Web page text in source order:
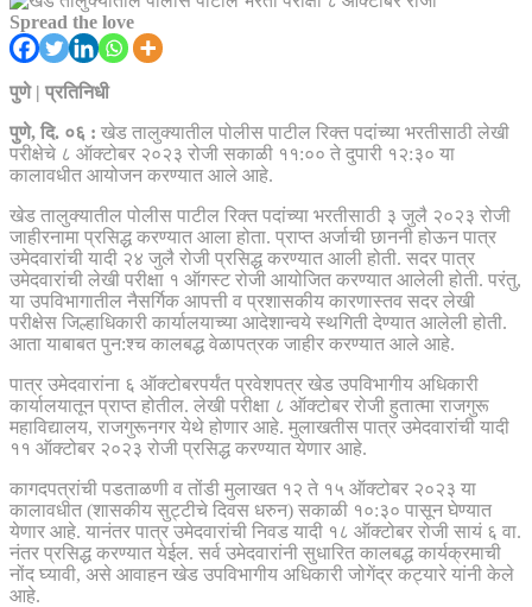
Spread the love
पुणे | प्रतिनिधी
पुणे, दि. ०६ : खेड तालुक्यातील पोलीस पाटील रिक्त पदांच्या भरतीसाठी लेखी
परीक्षेचे ८ ऑक्टोबर २०२३ रोजी सकाळी ११:०० ते दुपारी १२:३० या
कालावधीत आयोजन करण्यात आले आहे.
खेड तालुक्यातील पोलीस पाटील रिक्त पदांच्या भरतीसाठी ३ जुलै २०२३ रोजी
जाहीरनामा प्रसिद्ध करण्यात आला होता. प्राप्त अर्जाची छाननी होऊन पात्र
उमेदवारांची यादी २४ जुलै रोजी प्रसिद्ध करण्यात आली होती. सदर पात्र
उमेदवारांची लेखी परीक्षा १ ऑगस्ट रोजी आयोजित करण्यात आलेली होती. परंतु,
या उपविभागातील नैसर्गिक आपत्ती व प्रशासकीय कारणास्तव सदर लेखी
परीक्षेस जिल्हाधिकारी कार्यालयाच्या आदेशान्वये स्थगिती देण्यात आलेली होती.
आता याबाबत पुन:श्च कालबद्ध वेळापत्रक जाहीर करण्यात आले आहे.
पात्र उमेदवारांना ६ ऑक्टोबरपर्यंत प्रवेशपत्र खेड उपविभागीय अधिकारी
कार्यालयातून प्राप्त होतील. लेखी परीक्षा ८ ऑक्टोबर रोजी हुतात्मा राजगुरू
महाविद्यालय, राजगुरूनगर येथे होणार आहे. मुलाखतीस पात्र उमेदवारांची यादी
११ ऑक्टोबर २०२३ रोजी प्रसिद्ध करण्यात येणार आहे.
कागदपत्रांची पडताळणी व तोंडी मुलाखत १२ ते १५ ऑक्टोबर २०२३ या
कालावधीत (शासकीय सुट्टीचे दिवस धरुन) सकाळी १०:३० पासून घेण्यात
येणार आहे. यानंतर पात्र उमेदवारांची निवड यादी १८ ऑक्टोबर रोजी सायं ६ वा.
नंतर प्रसिद्ध करण्यात येईल. सर्व उमेदवारांनी सुधारित कालबद्ध कार्यक्रमाची
नोंद घ्यावी, असे आवाहन खेड उपविभागीय अधिकारी जोगेंद्र कट्यारे यांनी केले
आहे.